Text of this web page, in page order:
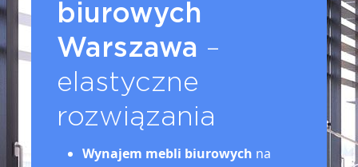
biurowych
Warszawa –
elastyczne
rozwiązania
Wynajem mebli biurowych na